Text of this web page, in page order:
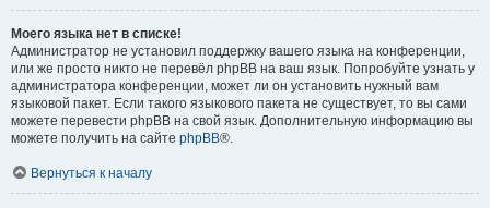
Моего языка нет в списке!
Администратор не установил поддержку вашего языка на конференции,
или же просто никто не перевёл phpBB на ваш язык. Попробуйте узнать у
администратора конференции, может ли он установить нужный вам
языковой пакет. Если такого языкового пакета не существует, то вы сами
можете перевести phpBB на свой язык. Дополнительную информацию вы
можете получить на сайте phpBB®.
Вернуться к началу